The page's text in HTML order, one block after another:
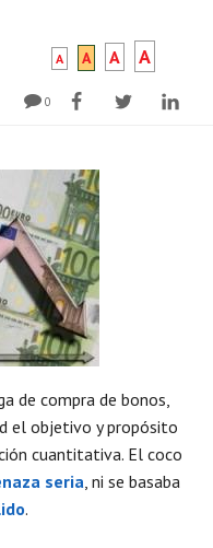
A A A A
0
de compra de bonos,
el objetivo y propósito
cuantitativa. El coco
seria, ni se basaba
.